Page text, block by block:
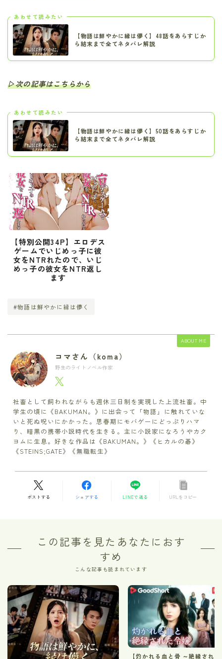
あわせて読みたい
【物語は鮮やかに縁は儚く】48話をあらすじか
ら結末まで全てネタバレ解説
▷次の記事はこちらから
あわせて読みたい
【物語は鮮やかに縁は儚く】50話をあらすじか
ら結末まで全てネタバレ解説
【特別公開34P】エロデス
ゲームでいじめっ子に彼
女をNTRれたので、いじ
めっ子の彼女をNTR返し
ます
#物語は鮮やかに縁は儚く
ABOUT ME
コマさん（koma）
野生のライトノベル作家
社畜として飼われながらも週休三日制を実現した上流社畜。中
学生の頃に《BAKUMAN。》に出会って「物語」に触れていな
いと死ぬ呪いにかかった。思春期にモバゲーにどっぷりハマ
り、暗黒の携帯小説時代を生きる。主に小説家になろうやカク
ヨムに生息。好きな作品は《BAKUMAN。》《ヒカルの碁》
《STEINS;GATE》《無職転生》
ポストする シェアする LINEで送る URLをコピー
この記事を見たあなたにおす
すめ
こんな記事も読まれています
【灼かれる血と骨 ～絶縁され